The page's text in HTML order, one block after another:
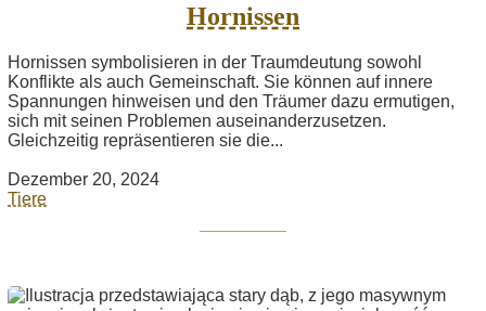
Hornissen
Hornissen symbolisieren in der Traumdeutung sowohl
Konflikte als auch Gemeinschaft. Sie können auf innere
Spannungen hinweisen und den Träumer dazu ermutigen,
sich mit seinen Problemen auseinanderzusetzen.
Gleichzeitig repräsentieren sie die...
Dezember 20, 2024
Tiere